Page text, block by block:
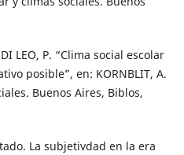
LEO, P. “Clima social escolar
posible”, en: KORNBLIT, A.
Buenos Aires, Biblos,
La subjetivdad en la era